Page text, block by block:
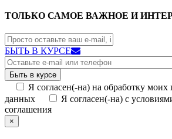
ТОЛЬКО САМОЕ ВАЖНОЕ И
БЫТЬ В КУРСЕ
Я согласен(-на) на обработку моих
данных
Я согласен(-на) с
соглашения
×